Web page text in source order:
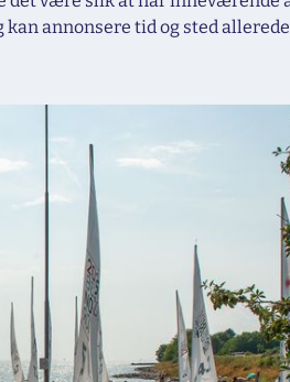
annonsere tid og sted